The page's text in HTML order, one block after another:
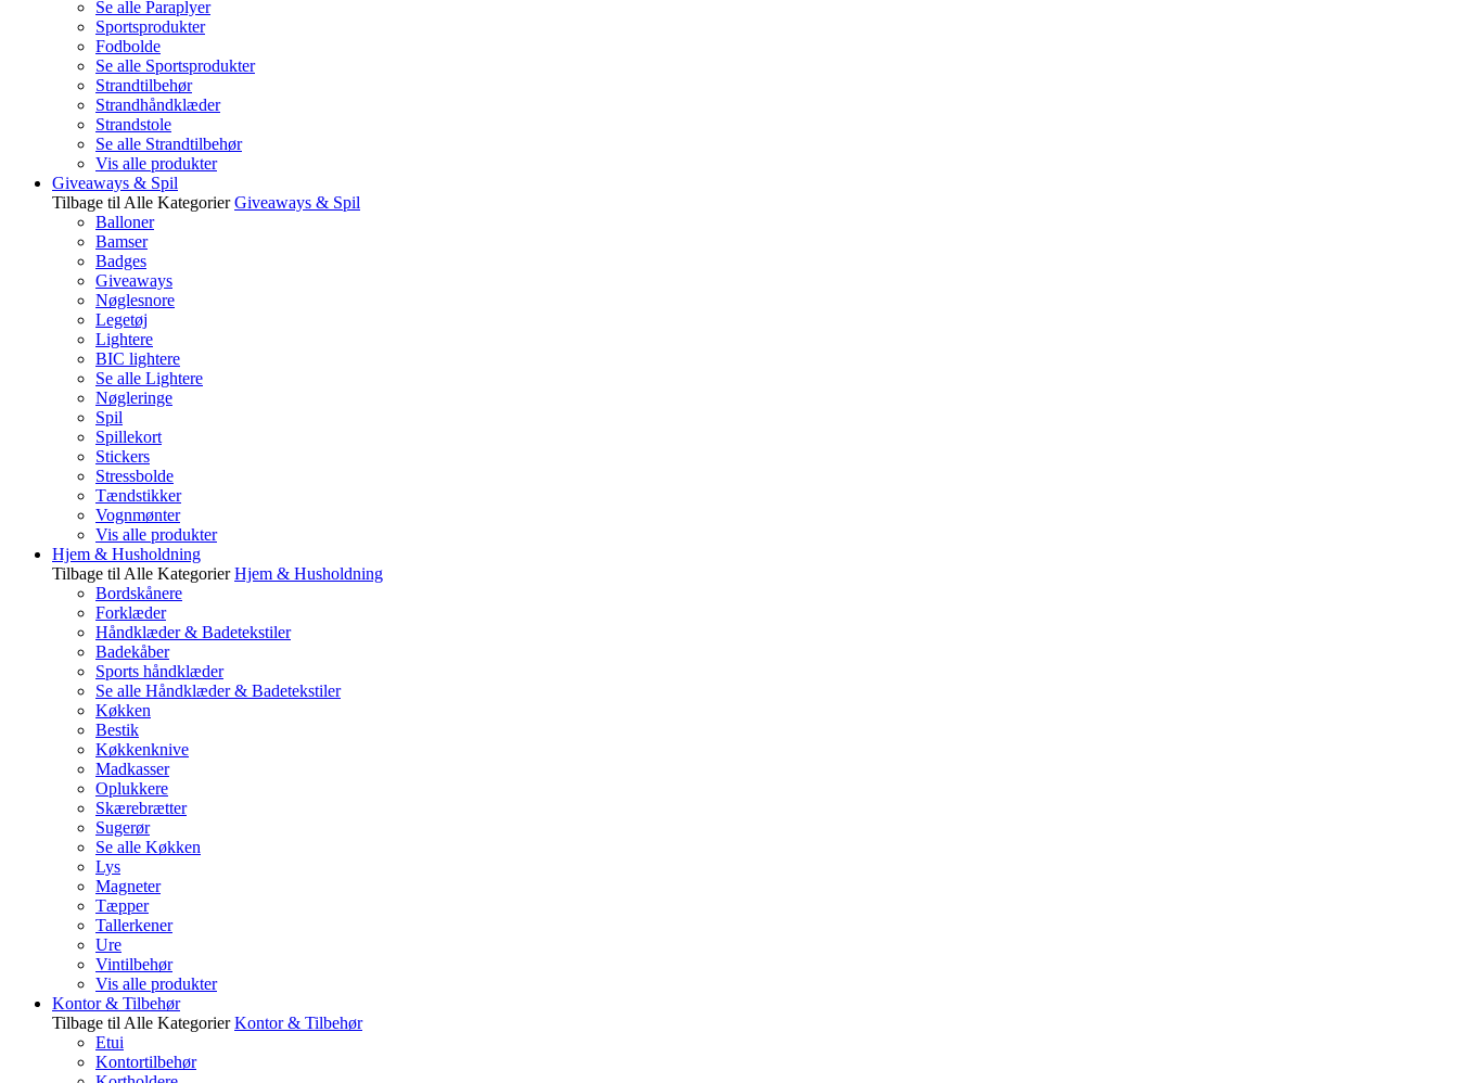
Se alle Paraplyer
Sportsprodukter
Fodbolde
Se alle Sportsprodukter
Strandtilbehør
Strandhåndklæder
Strandstole
Se alle Strandtilbehør
Vis alle produkter
Giveaways & Spil
Tilbage til Alle Kategorier Giveaways & Spil
Balloner
Bamser
Badges
Giveaways
Nøglesnore
Legetøj
Lightere
BIC lightere
Se alle Lightere
Nøgleringe
Spil
Spillekort
Stickers
Stressbolde
Tændstikker
Vognmønter
Vis alle produkter
Hjem & Husholdning
Tilbage til Alle Kategorier Hjem & Husholdning
Bordskånere
Forklæder
Håndklæder & Badetekstiler
Badekåber
Sports håndklæder
Se alle Håndklæder & Badetekstiler
Køkken
Bestik
Køkkenknive
Madkasser
Oplukkere
Skærebrætter
Sugerør
Se alle Køkken
Lys
Magneter
Tæpper
Tallerkener
Ure
Vintilbehør
Vis alle produkter
Kontor & Tilbehør
Tilbage til Alle Kategorier Kontor & Tilbehør
Etui
Kontortilbehør